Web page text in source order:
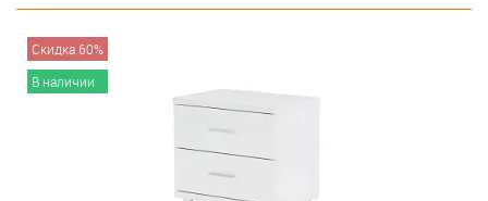
Скидка 60%
В наличии